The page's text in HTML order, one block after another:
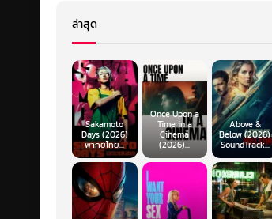
ล่าสุด
Sakamoto
Days (2026)
พากย์ไทย...
Once Upon a
Time in a
Cinema
(2026)...
Above &
Below (2026)
SoundTrack...